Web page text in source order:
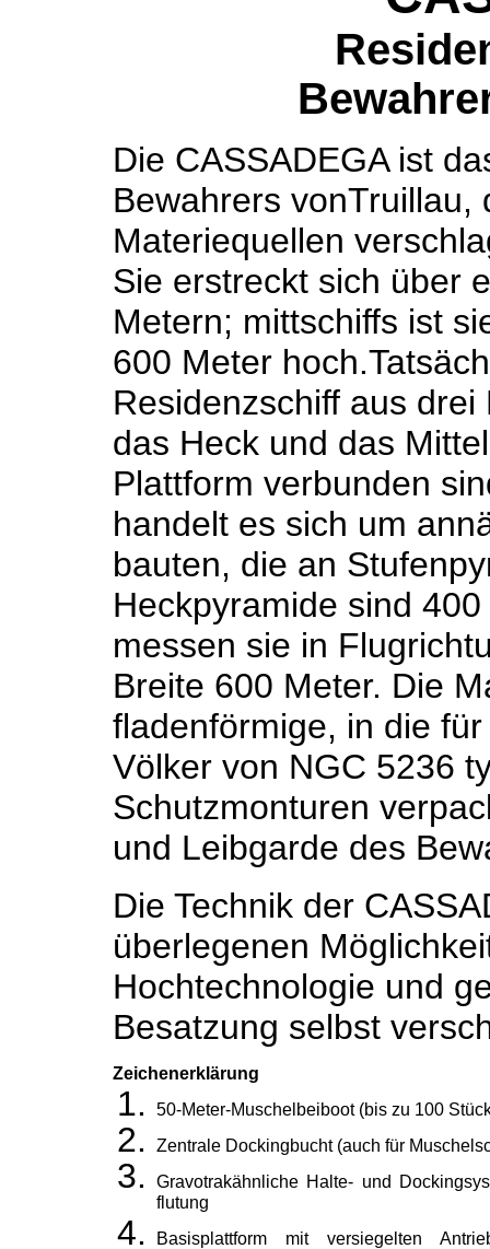
Die CASSADEGA ist
Bewahrers vonTruillau,
Materiequellen
Sie erstreckt sich über
Metern; mittschiffs ist
600 Meter
Residenzschiff aus
das Heck und das
Plattform verbun­den
handelt es sich um
bauten, die an
Heckpyramide sind
messen sie in
Breite 600 Meter. Die
fladenförmige, in die
Völker von NGC 5236
Schutzmonturen
und Leibgarde des
Die Technik der
überlegenen
Hochtechnologie und
Besatzung selbst
Zeichenerklärung
50-Meter-Muschelbeiboot (bis zu 100
Zentrale Dockingbucht (auch für
Gravotrakähnliche Halte- und
flutung
Basisplattform mit versiegelten